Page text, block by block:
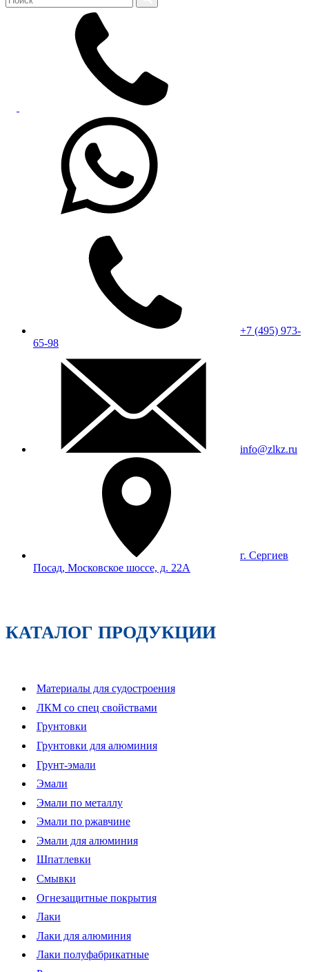
+7 (495) 973-
65-98
info@zlkz.ru
г. Сергиев
Посад, Московское шоссе, д. 22А
КАТАЛОГ ПРОДУКЦИИ
Материалы для судостроения
ЛКМ со спец свойствами
Грунтовки
Грунтовки для алюминия
Грунт-эмали
Эмали
Эмали по металлу
Эмали по ржавчине
Эмали для алюминия
Шпатлевки
Смывки
Огнезащитные покрытия
Лаки
Лаки для алюминия
Лаки полуфабрикатные